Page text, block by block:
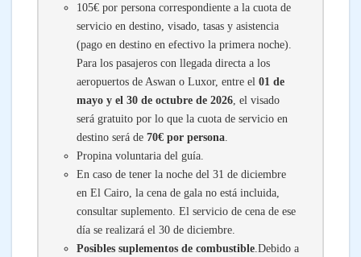
105€ por persona correspondiente a la cuota de
servicio en destino, visado, tasas y asistencia
(pago en destino en efectivo la primera noche).
Para los pasajeros con llegada directa a los
aeropuertos de Aswan o Luxor, entre el 01 de
mayo y el 30 de octubre de 2026, el visado
será gratuito por lo que la cuota de servicio en
destino será de 70€ por persona.
Propina voluntaria del guía.
En caso de tener la noche del 31 de diciembre
en El Cairo, la cena de gala no está incluida,
consultar suplemento. El servicio de cena de ese
día se realizará el 30 de diciembre.
Posibles suplementos de combustible.Debido a